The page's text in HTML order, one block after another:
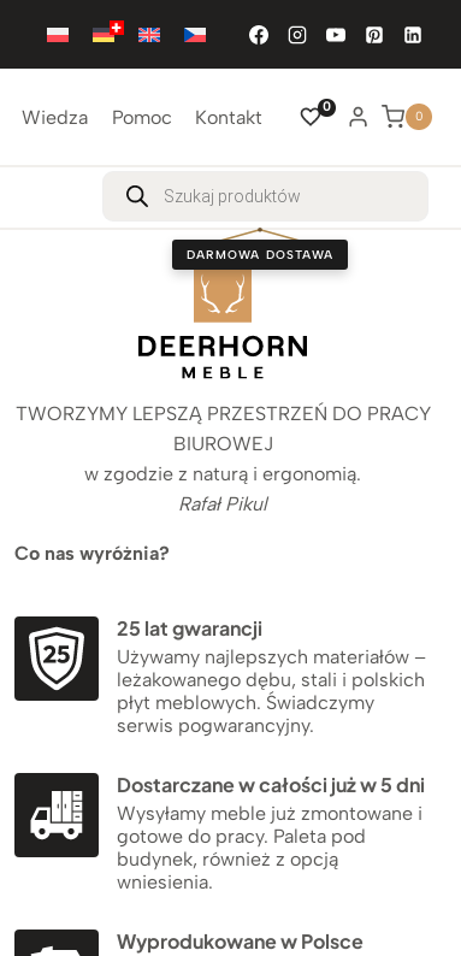
Wiedza Pomoc Kontakt 0
0
Wyszukiwarka
produktów
DARMOWA DOSTAWA
TWORZYMY LEPSZĄ PRZESTRZEŃ DO PRACY
BIUROWEJ
w zgodzie z naturą i ergonomią.
Rafał Pikul
Co nas wyróżnia?
25 lat gwarancji
Używamy najlepszych materiałów –
leżakowanego dębu, stali i polskich
płyt meblowych. Świadczymy
serwis pogwarancyjny.
Dostarczane w całości już w 5 dni
Wysyłamy meble już zmontowane i
gotowe do pracy. Paleta pod
budynek, również z opcją
wniesienia.
Wyprodukowane w Polsce